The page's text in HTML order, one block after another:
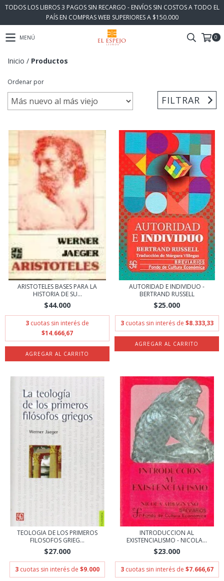
TODOS LOS LIBROS 3 PAGOS SIN RECARGO - ENVÍOS SIN COSTOS A TODO EL
PAÍS EN COMPRAS WEB SUPERIORES A $150.000
MENÚ 0
Inicio / Productos
Ordenar por
FILTRAR
ARISTOTELES BASES PARA LA
HISTORIA DE SU...
$44.000
3 cuotas sin interés de
$14.666,67
AUTORIDAD E INDIVIDUO -
BERTRAND RUSSELL
$25.000
3 cuotas sin interés de $8.333,33
TEOLOGIA DE LOS PRIMEROS
FILOSOFOS GRIEG...
$27.000
3 cuotas sin interés de $9.000
INTRODUCCION AL
EXISTENCIALISMO - NICOLA...
$23.000
3 cuotas sin interés de $7.666,67